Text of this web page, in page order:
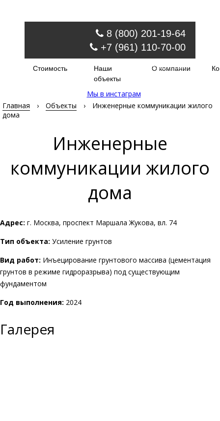
8 (800) 201-19-64
+7 (961) 110-70-00
Обратный звонок
order@injectir.ru
Стоимость
Наши
объекты
О компании
Мы в инстаграм
Главная
› Объекты ›
Инженерные коммуникации жилого
дома
Инженерные
коммуникации жилого
дома
Адрес: г. Москва, проспект Маршала Жукова, вл. 74
Тип объекта: Усиление грунтов
Вид работ: Инъецирование грунтового массива (цементация
грунтов в режиме гидроразрыва) под существующим
фундаментом
Год выполнения: 2024
Галерея